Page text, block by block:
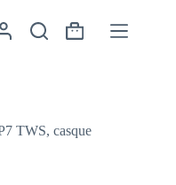
Panier
TWS, casque